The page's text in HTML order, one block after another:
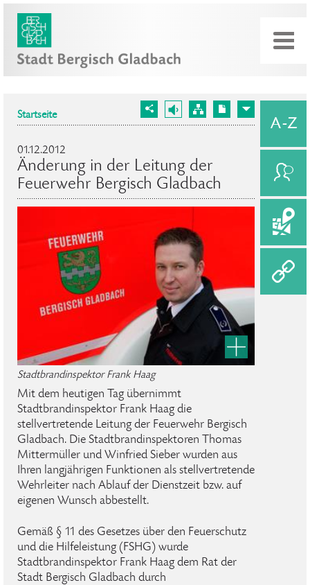
Startseite
01.12.2012
Änderung in der Leitung der
Feuerwehr Bergisch Gladbach
Stadtbrandinspektor Frank Haag
Mit dem heutigen Tag übernimmt
Stadtbrandinspektor Frank Haag die
stellvertretende Leitung der Feuerwehr Bergisch
Gladbach. Die Stadtbrandinspektoren Thomas
Mittermüller und Winfried Sieber wurden aus
Ihren langjährigen Funktionen als stellvertretende
Wehrleiter nach Ablauf der Dienstzeit bzw. auf
eigenen Wunsch abbestellt.
Gemäß § 11 des Gesetzes über den Feuerschutz
und die Hilfeleistung (FSHG) wurde
Stadtbrandinspektor Frank Haag dem Rat der
Stadt Bergisch Gladbach durch